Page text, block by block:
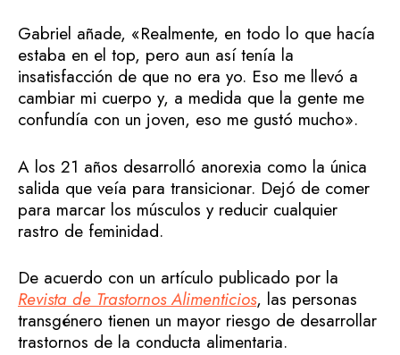
Gabriel añade, «Realmente, en todo lo que hacía
estaba en el top, pero aun así tenía la
insatisfacción de que no era yo. Eso me llevó a
cambiar mi cuerpo y, a medida que la gente me
confundía con un joven, eso me gustó mucho».
A los 21 años desarrolló anorexia como la única
salida que veía para transicionar. Dejó de comer
para marcar los músculos y reducir cualquier
rastro de feminidad.
De acuerdo con un artículo publicado por la
Revista de Trastornos Alimenticios, las personas
transgénero tienen un mayor riesgo de desarrollar
trastornos de la conducta alimentaria.